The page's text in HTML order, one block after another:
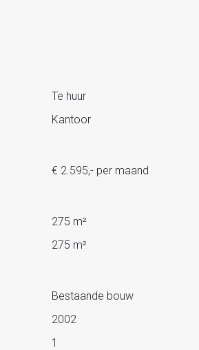
Te huur
Kantoor
€ 2.595,- per maand
275 m²
275 m²
Bestaande bouw
2002
1